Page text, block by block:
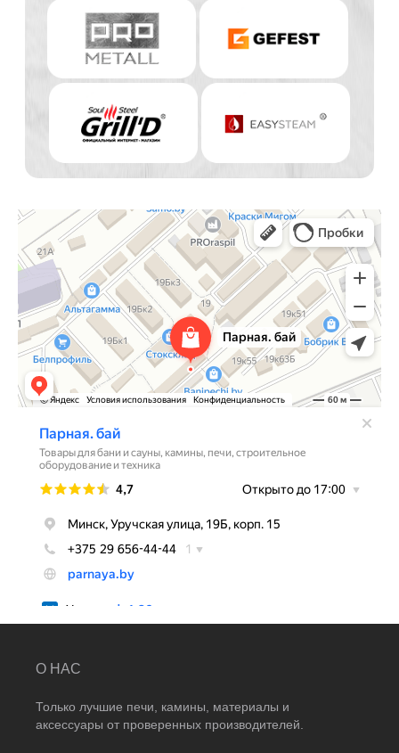
О НАС
Только лучшие печи, камины, материалы и
аксессуары от проверенных производителей.